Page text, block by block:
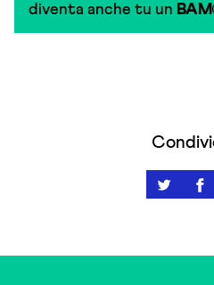
diventa anche tu un BAM